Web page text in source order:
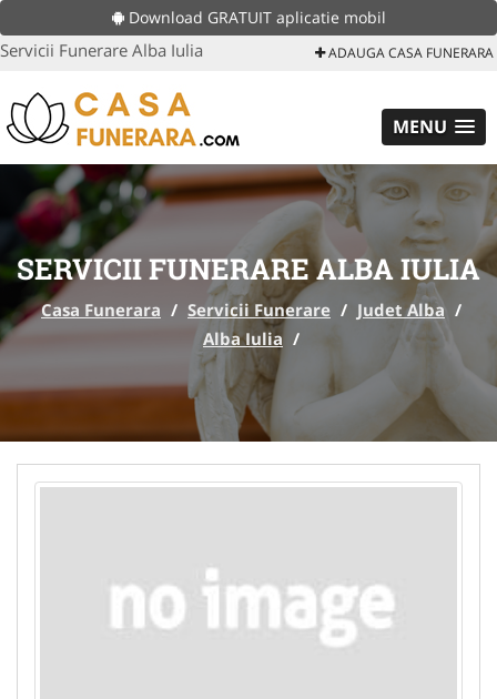
Download GRATUIT aplicatie mobil
Servicii Funerare Alba Iulia ADAUGA CASA FUNERARA
MENU
SERVICII FUNERARE ALBA IULIA
Casa Funerara / Servicii Funerare / Judet Alba /
Alba Iulia /